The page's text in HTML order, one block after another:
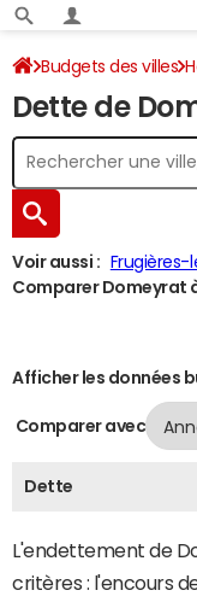
Budgets des villes
Dette au 31/12/2024
Dette de
Voir aussi : Frugières-
Comparer Domeyrat
Afficher les données
Comparer avec
Dette
L'endettement de
critères : l'encours